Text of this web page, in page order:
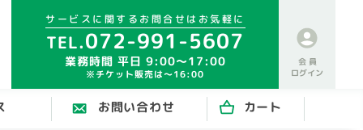
サービスに関するお問合せはお気軽に
072-991-5607
業務時間 平日 9:00～17:00
※チケット販売は～16:00
会 員
ログイン
お問い合わせ カート